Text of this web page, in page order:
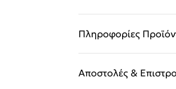
Πληροφορίες
Αποστολές &